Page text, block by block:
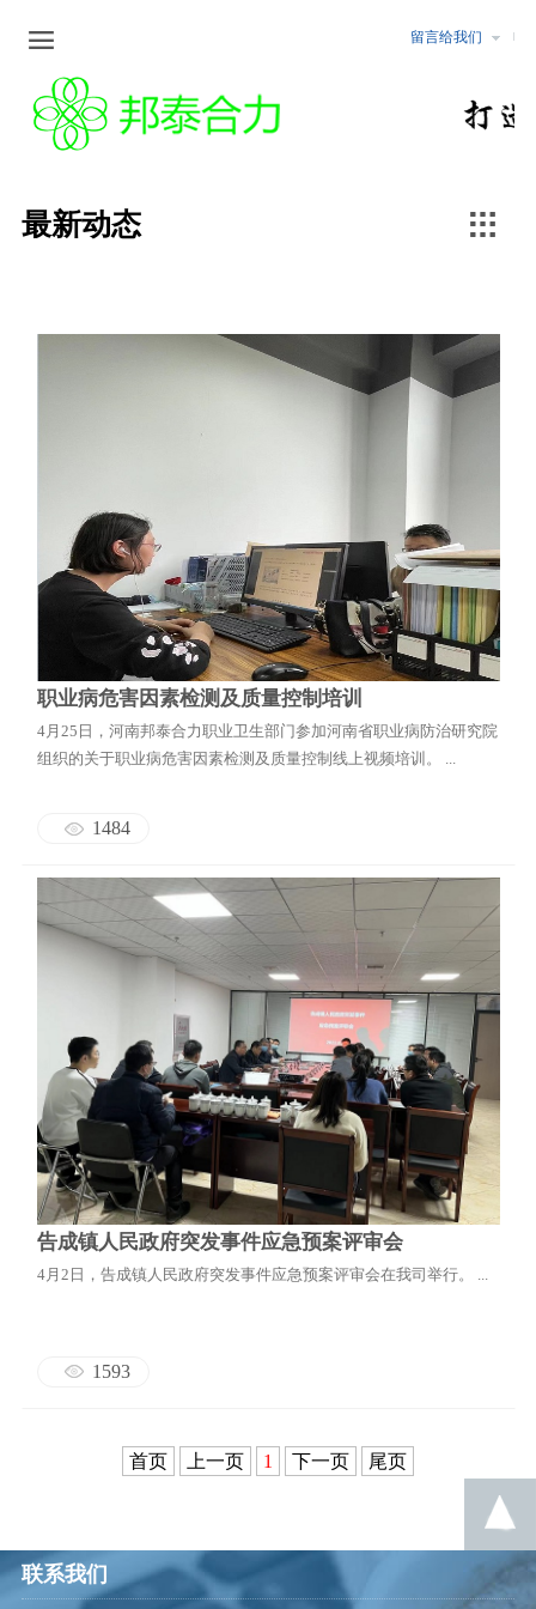
留言给我们
企业文化
企业文化
新闻中心
最新动态
公告公示
化工
冶金
服务范围
安全评价
安全生产标准化
环境监测与评价
地震安全性评价
邦泰云安全
最新动态 
职业病危害因素检测及质量控制培训
4月25日，河南邦泰合力职业卫生部门参加河南省职业病防治研究院
组织的关于职业病危害因素检测及质量控制线上视频培训。 ...
1484
告成镇人民政府突发事件应急预案评审会
4月2日，告成镇人民政府突发事件应急预案评审会在我司举行。 ...
1593
首页 上一页 1 下一页 尾页
联系我们